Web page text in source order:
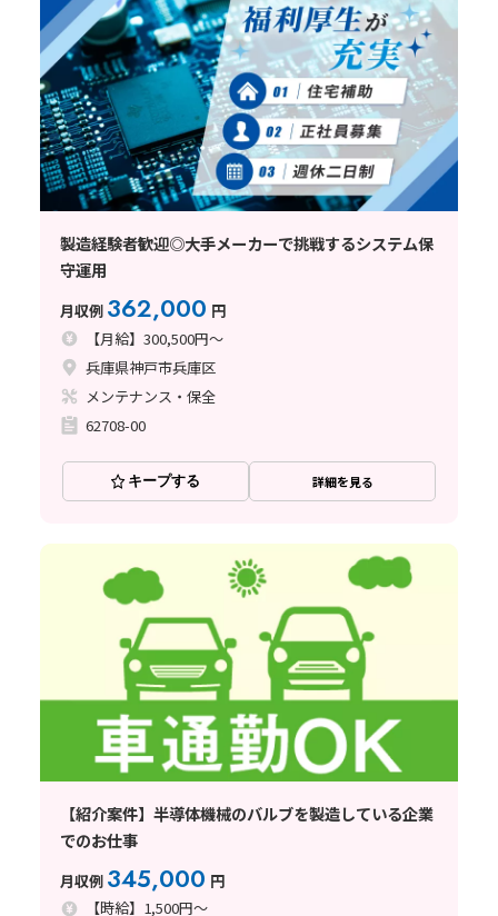
製造経験者歓迎◎大手メーカーで挑戦するシステム保
守運用
月収例 362,000 円
【月給】300,500円～
兵庫県神戸市兵庫区
メンテナンス・保全
62708-00
キープする 詳細を見る
【紹介案件】半導体機械のバルブを製造している企業
でのお仕事
月収例 345,000 円
【時給】1,500円～